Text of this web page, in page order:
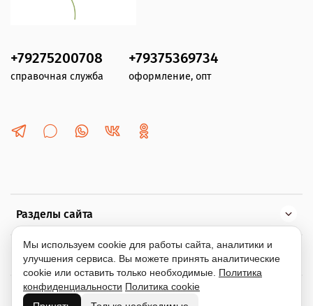
Разделы сайта
Помощь
Информация
+79275200708
справочная служба
+79375369734
оформление, опт
Мы используем cookie для работы сайта, аналитики и
улучшения сервиса. Вы можете принять аналитические
cookie или оставить только необходимые. Политика
конфиденциальности Политика cookie